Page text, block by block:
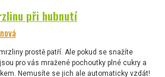
při hubnutí
prostě patří. Ale pokud se snažíte
pro vás mražené pochoutky plné cukry a
Nemusíte se jich ale automaticky vzdát!